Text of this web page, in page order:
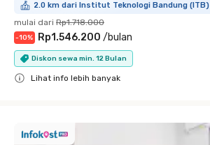
2.0 km dari Institut Teknologi Bandung (ITB)
mulai dari Rp1.718.000
-10% Rp1.546.200 /bulan
Diskon sewa min. 12 Bulan
Lihat info lebih banyak